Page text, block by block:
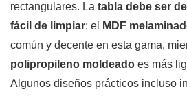
rectangulares. La tabla debe ser
fácil de limpiar: el MDF
común y decente en esta gama,
polipropileno moldeado es más
Algunos diseños prácticos incluso